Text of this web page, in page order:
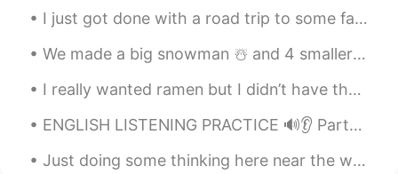
意欲が必要です！ 気にしない事が1番だと
思います！！
EN
@Kazu残念ながら、アメリカでも状況が
改善されていません。最近、この事は全世
界の問題ですね 😅
I just got done with a road trip to some famous locations in the United States! I went to Glacier...
We made a big snowman ☃️ and 4 smaller ones sitting on a park bench. My son Sam, made one by hims...
I really wanted ramen but I didn’t have the proper noodles so I made this with chickpea spaghetti...
ENGLISH LISTENING PRACTICE 🔊👂 Parts of Speech poem A noun is called, A person, place or thing....
Just doing some thinking here near the water. Every time I’m here, I tell myself I’m going to mov...